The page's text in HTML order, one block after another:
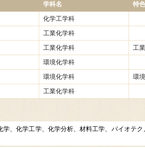
学科名
特
化学工学科
工業化学科
工業化学科
工
環境化学科
環境化学科
環
工業化学科
化学工学、化学分析、材料工学、バイオテク